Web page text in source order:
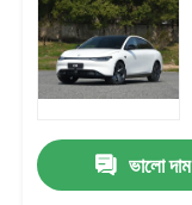
ভালো দাম